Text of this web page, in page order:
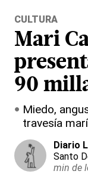
CULTURA
Mari
90
Miedo,
travesía
Diario
Santo
min de